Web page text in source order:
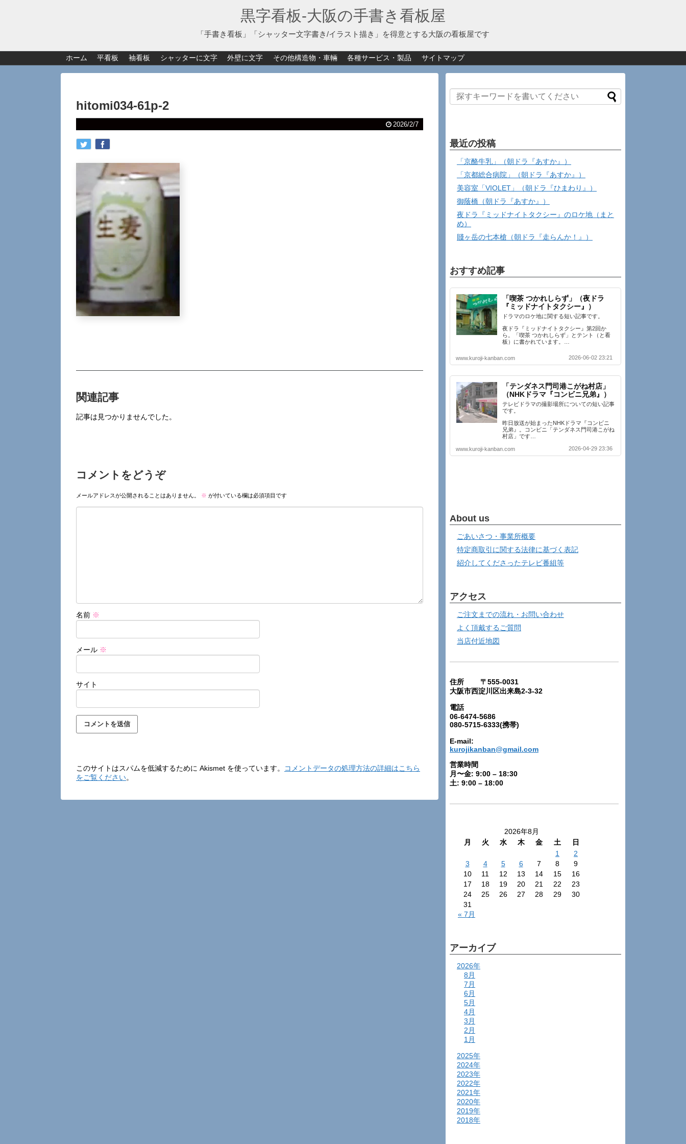
黒字看板‐大阪の手書き看板屋
「手書き看板」「シャッター文字書き/イラスト描き」を得意とする大阪の看板屋です
ホーム 平看板 袖看板 シャッターに文字 外壁に文字 その他構造物・車輛 各種サービス・製品 サイトマップ
hitomi034-61p-2
2026/2/7
関連記事
記事は見つかりませんでした。
コメントをどうぞ
メールアドレスが公開されることはありません。 ※ が付いている欄は必須項目です
名前 ※
メール ※
サイト
このサイトはスパムを低減するために Akismet を使っています。
コメントデータの処理方法の詳細はこちら
をご覧ください。
最近の投稿
「京酪牛乳」（朝ドラ『あすか』）
「京都総合病院」（朝ドラ『あすか』）
美容室「VIOLET」（朝ドラ『ひまわり』）
御蔭橋（朝ドラ『あすか』）
夜ドラ『ミッドナイトタクシー』のロケ地（まと
め）
賤ヶ岳の七本槍（朝ドラ『走らんか！』）
おすすめ記事
「喫茶 つかれしらず」（夜ドラ
『ミッドナイトタクシー』）
ドラマのロケ地に関する短い記事です。
夜ドラ『ミッドナイトタクシー』第2回か
ら。「喫茶 つかれしらず」とテント（と看
板）に書かれています。…
www.kuroji-kanban.com 2026-06-02 23:21
「テンダネス門司港こがね村店」
（NHKドラマ『コンビニ兄弟』）
テレビドラマの撮影場所についての短い記事
です。
昨日放送が始まったNHKドラマ『コンビニ
兄弟』。コンビニ「テンダネス門司港こがね
村店」です…
www.kuroji-kanban.com 2026-04-29 23:36
About us
ごあいさつ・事業所概要
特定商取引に関する法律に基づく表記
紹介してくださったテレビ番組等
アクセス
ご注文までの流れ・お問い合わせ
よく頂戴するご質問
当店付近地図
住所 〒555-0031
大阪市西淀川区出来島2-3-32
電話
06-6474-5686
080-5715-6333(携帯)
E-mail:
kurojikanban@gmail.com
営業時間
月〜金: 9:00 – 18:30
土: 9:00 – 18:00
2026年8月
月
火 水 木 金 土
日
1
2
3
4 5 6 7 8
9
10
11 12 13 14 15
16
17
18 19 20 21 22
23
24
25 26 27 28 29
30
31
« 7月
アーカイブ
2026年
8月
7月
6月
5月
4月
3月
2月
1月
2025年
2024年
2023年
2022年
2021年
2020年
2019年
2018年